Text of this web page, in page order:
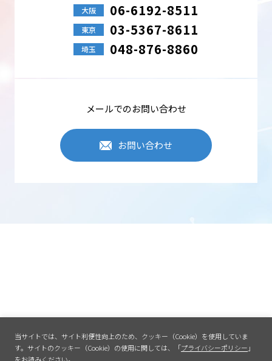
大阪 06-6192-8511
東京 03-5367-8611
埼玉 048-876-8860
メールでのお問い合わせ
お問い合わせ
当サイトでは、サイト利便性向上のため、クッキー（Cookie）を使用していま
す。 サイトのクッキー（Cookie）の使用に関しては、「プライバシーポリシー 」